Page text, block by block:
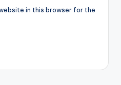
in this browser for the